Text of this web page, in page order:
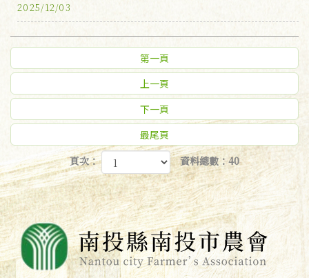
2025/12/03
第一頁
上一頁
下一頁
最尾頁
頁次：
資料總數：40